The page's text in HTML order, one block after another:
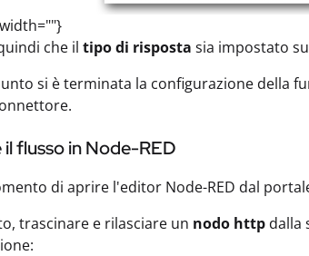
che il tipo di risposta sia impostato su
si è terminata la configurazione della
flusso in Node-RED
di aprire l'editor Node-RED dal
trascinare e rilasciare un nodo http dalla